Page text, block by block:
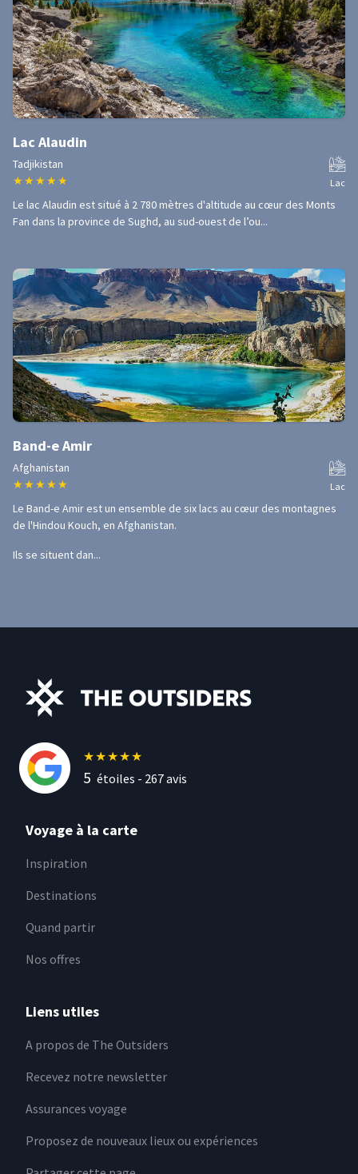
Lac Alaudin
Tadjikistan
★ ★ ★ ★ ★ Lac
Le lac Alaudin est situé à 2 780 mètres d'altitude au cœur des Monts
Fan dans la province de Sughd, au sud-ouest de l’ou...
Band-e Amir
Afghanistan
★ ★ ★ ★ ★ Lac
Le Band-e Amir est un ensemble de six lacs au cœur des montagnes
de l'Hindou Kouch, en Afghanistan.
Ils se situent dan...
★★★★★
5 étoiles - 267avis
Voyage à la carte
Inspiration
Destinations
Quand partir
Nos offres
Liens utiles
A propos de The Outsiders
Recevez notre newsletter
Assurances voyage
Proposez de nouveaux lieux ou expériences